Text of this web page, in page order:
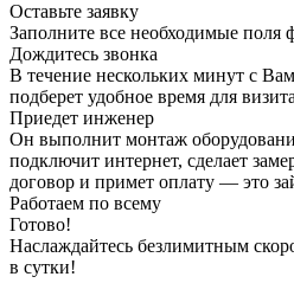
Оставьте заявку
Заполните все необходимые поля
Дождитесь звонка
В течение нескольких минут с
подберет удобное время для
Приедет инженер
Он выполнит монтаж
подключит интернет, сделает
договор и примет оплату — это
Работаем по всему
Готово!
Наслаждайтесь безлимитным
в сутки!